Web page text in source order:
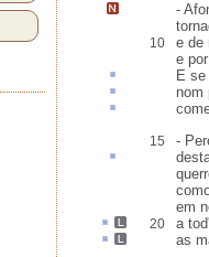
-
10
e de
e
E
nom
15
-
em
20 a
as